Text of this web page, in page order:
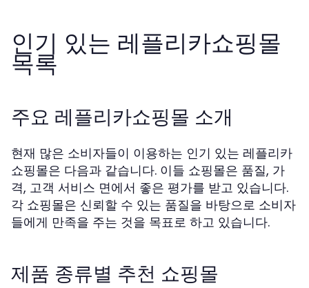
인기 있는 레플리카쇼핑몰
목록
주요 레플리카쇼핑몰 소개
현재 많은 소비자들이 이용하는 인기 있는 레플리카
쇼핑몰은 다음과 같습니다. 이들 쇼핑몰은 품질, 가
격, 고객 서비스 면에서 좋은 평가를 받고 있습니다.
각 쇼핑몰은 신뢰할 수 있는 품질을 바탕으로 소비자
들에게 만족을 주는 것을 목표로 하고 있습니다.
제품 종류별 추천 쇼핑몰